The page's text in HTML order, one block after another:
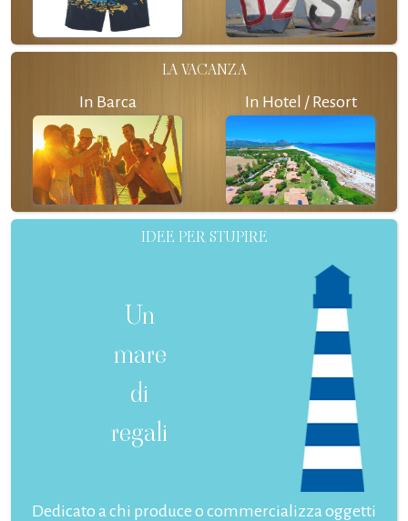
LA VACANZA
In Barca In Hotel / Resort
IDEE PER STUPIRE
Un
mare
di
regali
Dedicato a chi produce o commercializza oggetti